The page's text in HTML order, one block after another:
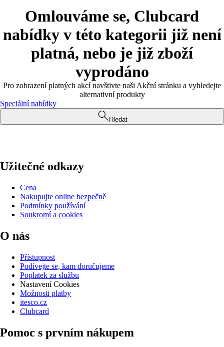
Omlouváme se, Clubcard
nabídky v této kategorii již není
platná, nebo je již zboží
vyprodáno
Pro zobrazení platných akcí navštivte naši Akční stránku a vyhledejte
alternativní produkty
Speciální nabídky
Hledat
Užitečné odkazy
Cena
Nakupujte online bezpečně
Podmínky používání
Soukromí a cookies
O nás
Přístupnost
Podívejte se, kam doručujeme
Poplatek za službu
Nastavení Cookies
Možnosti platby
itesco.cz
Clubcard
Pomoc s prvním nákupem